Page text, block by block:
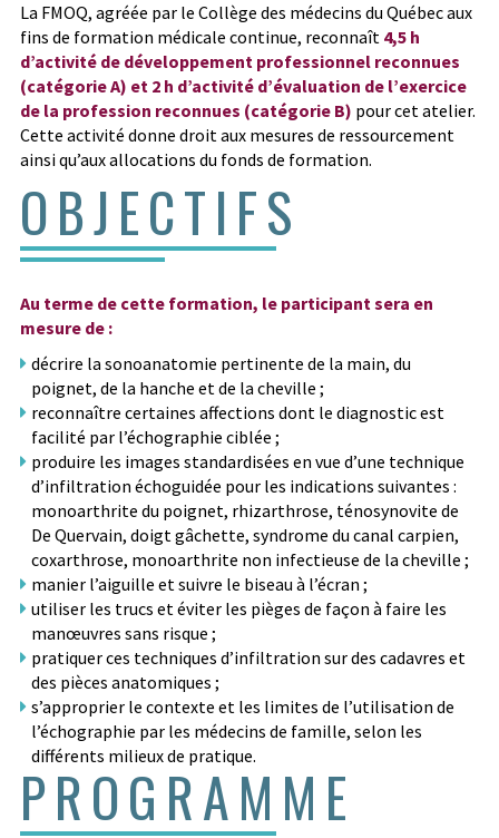
La FMOQ, agréée par le Collège des médecins du Québec aux
fins de formation médicale continue, reconnaît 4,5 h
d’activité de développement professionnel reconnues
(catégorie A) et 2 h d’activité d’évaluation de l’exercice
de la profession reconnues (catégorie B) pour cet atelier.
Cette activité donne droit aux mesures de ressourcement
ainsi qu’aux allocations du fonds de formation.
OBJECTIFS
Au terme de cette formation, le participant sera en
mesure de :
décrire la sonoanatomie pertinente de la main, du
poignet, de la hanche et de la cheville ;
reconnaître certaines affections dont le diagnostic est
facilité par l’échographie ciblée ;
produire les images standardisées en vue d’une technique
d’infiltration échoguidée pour les indications suivantes :
monoarthrite du poignet, rhizarthrose, ténosynovite de
De Quervain, doigt gâchette, syndrome du canal carpien,
coxarthrose, monoarthrite non infectieuse de la cheville ;
manier l’aiguille et suivre le biseau à l’écran ;
utiliser les trucs et éviter les pièges de façon à faire les
manœuvres sans risque ;
pratiquer ces techniques d’infiltration sur des cadavres et
des pièces anatomiques ;
s’approprier le contexte et les limites de l’utilisation de
l’échographie par les médecins de famille, selon les
différents milieux de pratique.
PROGRAMME